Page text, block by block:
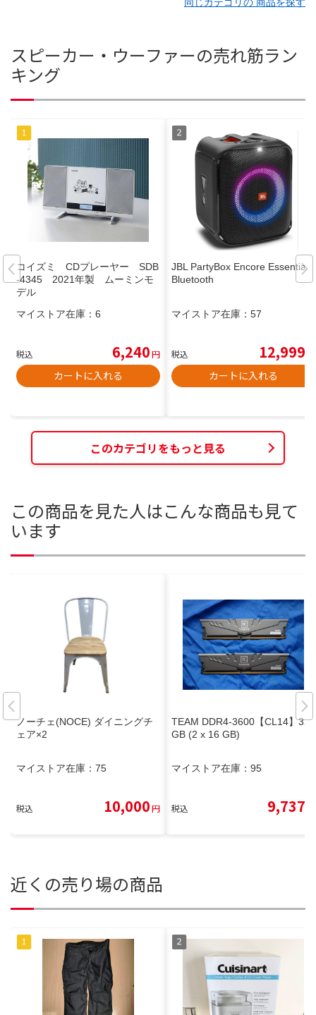
スピーカー・ウーファーの売れ筋ラン
キング
コイズミ CDプレーヤー SDB
-4345 2021年製 ムーミンモ
デル
マイストア在庫： 6
税込 6,240円
カートに入れる
JBL PartyBox Encore Essential
Bluetooth
マイストア在庫： 57
税込 12,999
カートに入れる
このカテゴリをもっと見る
この商品を見た人はこんな商品も見て
います
ノーチェ(NOCE) ダイニングチ
ェア×2
マイストア在庫： 75
税込 10,000円
TEAM DDR4-3600【CL14】32
GB (2 x 16 GB)
マイストア在庫： 95
税込 9,737
近くの売り場の商品